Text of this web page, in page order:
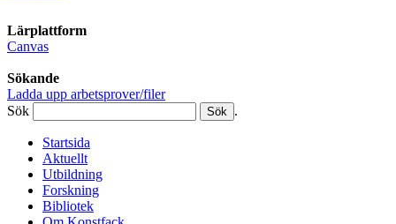
Lärplattform
Canvas
Sökande
Ladda upp arbetsprover/filer
Sök
.
Startsida
Aktuellt
Utbildning
Forskning
Bibliotek